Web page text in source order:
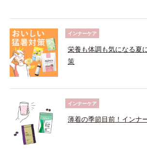
インナーケア
栄養も体調も気になる夏
策
インナーケア
薄着の季節目前！インナ